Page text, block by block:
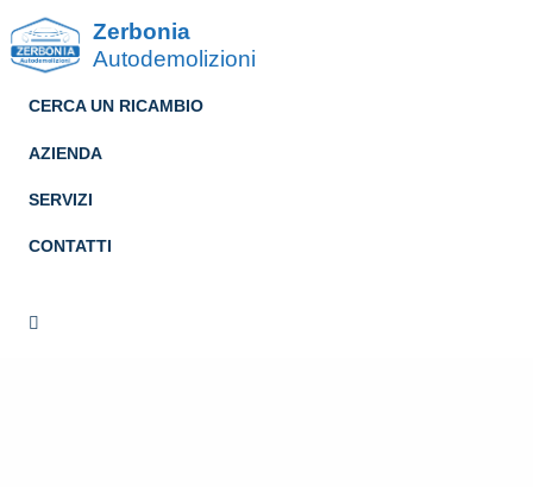
Zerbonia
Autodemolizioni
CERCA UN RICAMBIO
AZIENDA
SERVIZI
CONTATTI